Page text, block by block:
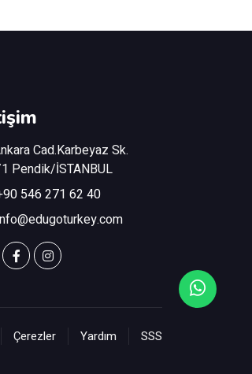
Cad.Karbeyaz Sk.
Pendik/İSTANBUL
546 271 62 40
Çerezler Yardım SSS